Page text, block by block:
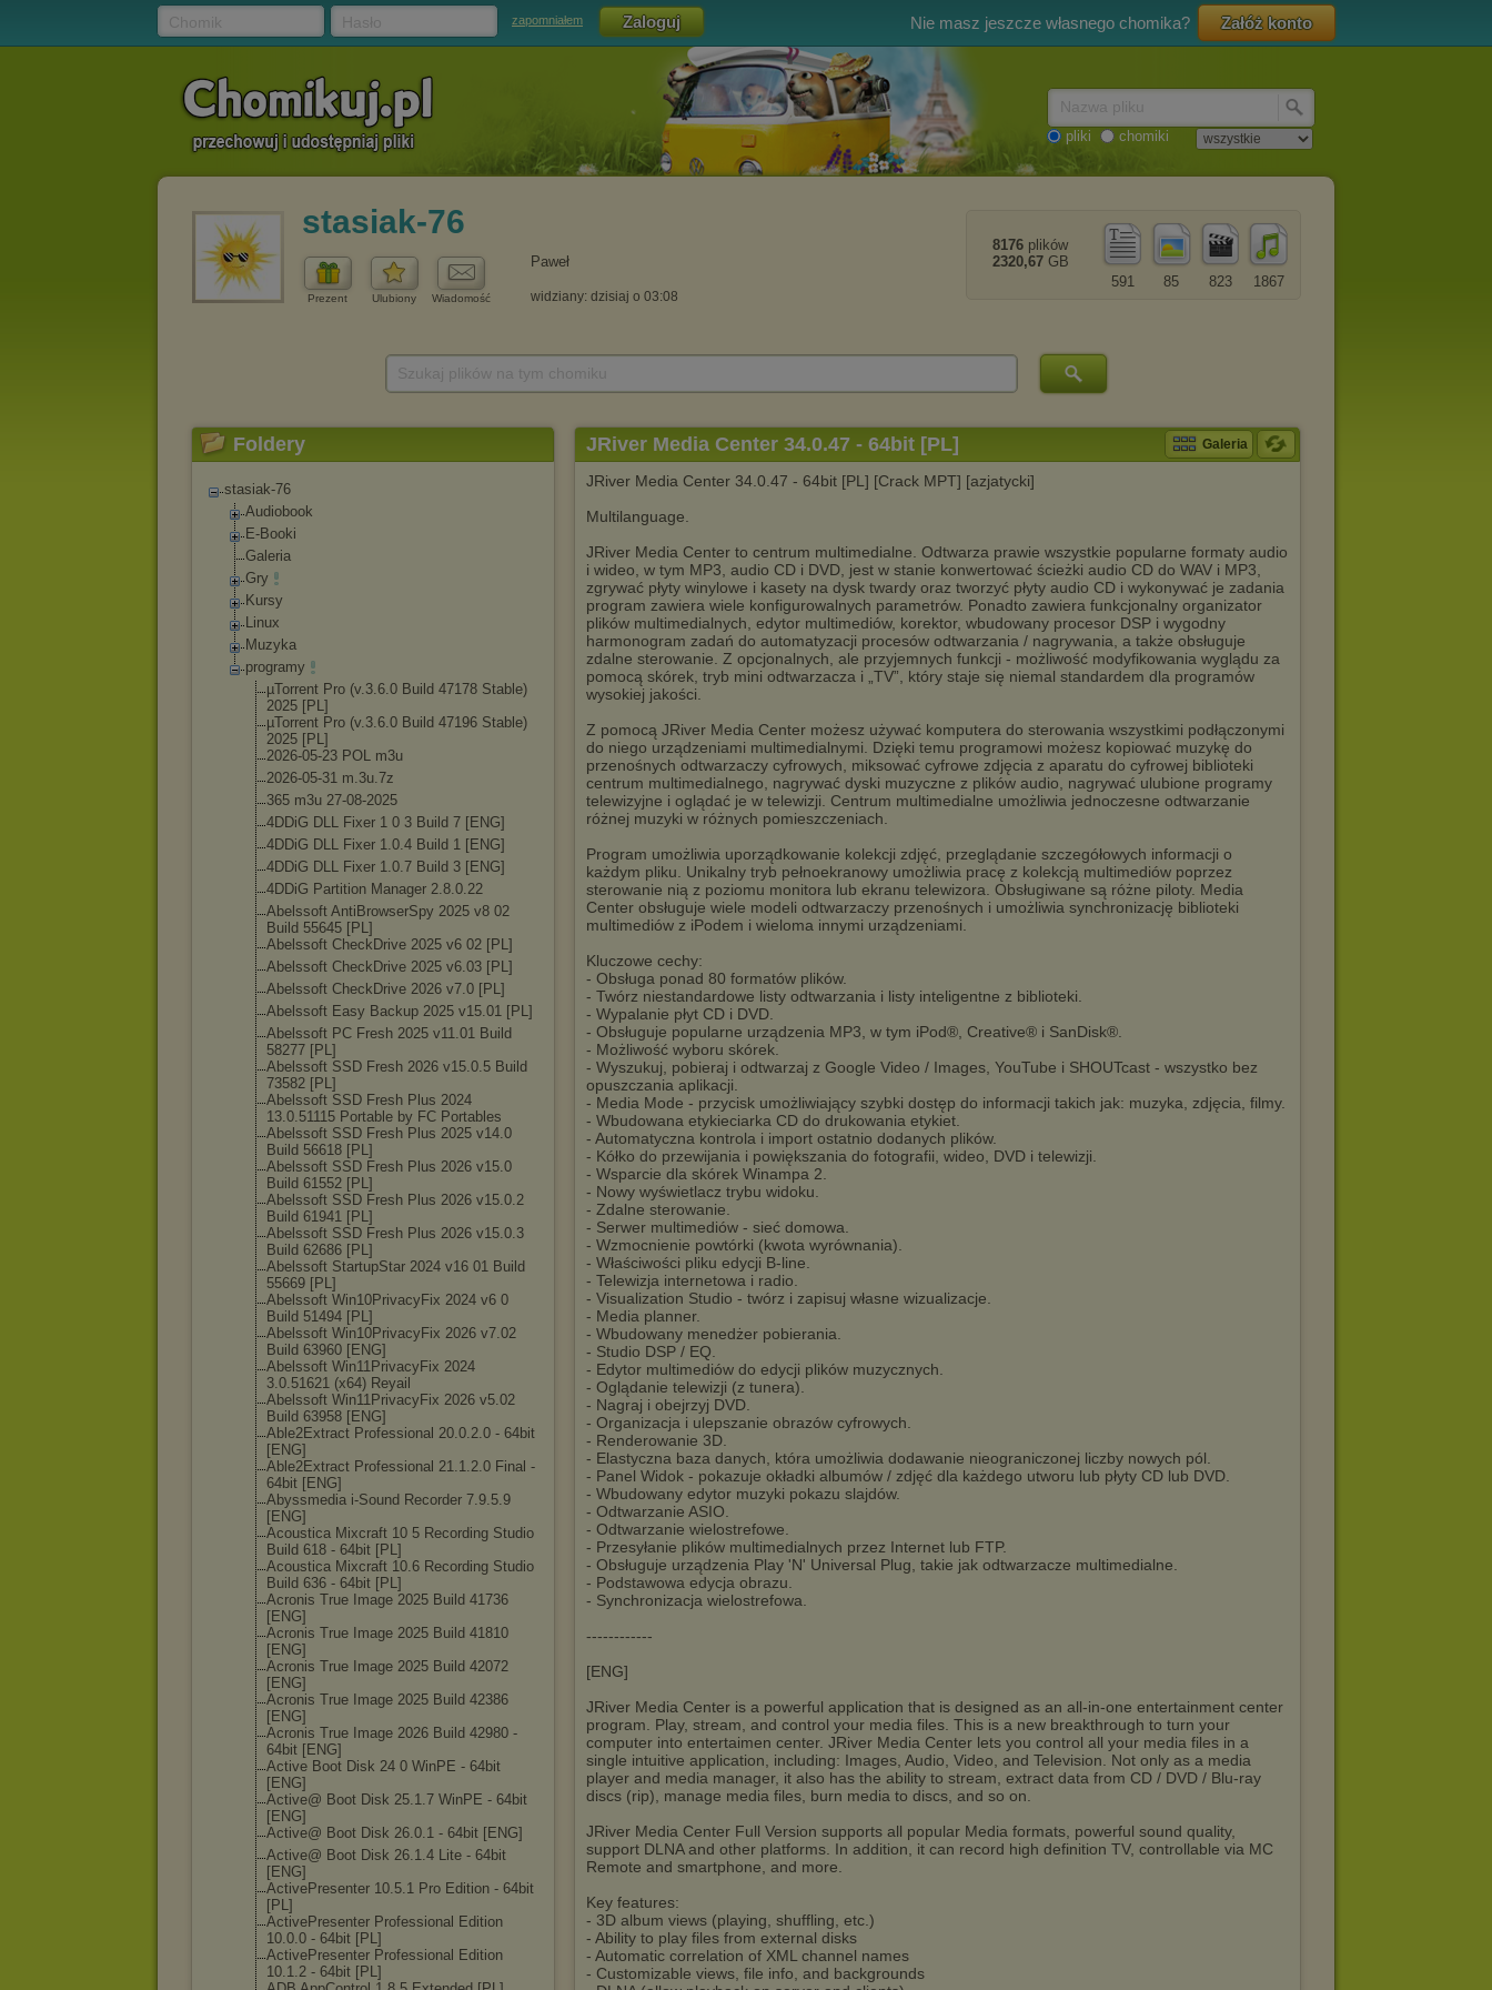
zapomniałem Nie masz jeszcze własnego chomika? Załóż konto
pliki chomiki
stasiak-76
Prezent Ulubiony Wiadomość
Paweł
widziany: dzisiaj o 03:08
1867
823
85
591
8176 plików
2320,67 GB
Foldery
stasiak-76
Audiobook
E-Booki
Galeria
Gry
Kursy
Linux
Muzyka
programy
µTorrent Pro (v.3.6.0 Build 47178 Stable)
2025 [PL]
µTorrent Pro (v.3.6.0 Build 47196 Stable)
2025 [PL]
2026-05-23 POL m3u
2026-05-31 m.3u.7z
365 m3u 27-08-2025
4DDiG DLL Fixer 1 0 3 Build 7 [ENG]
4DDiG DLL Fixer 1.0.4 Build 1 [ENG]
4DDiG DLL Fixer 1.0.7 Build 3 [ENG]
4DDiG Partition Manager 2.8.0.22
Abelssoft AntiBrowserSpy 2025 v8 02
Build 55645 [PL]
Abelssoft CheckDrive 2025 v6 02 [PL]
Abelssoft CheckDrive 2025 v6.03 [PL]
Abelssoft CheckDrive 2026 v7.0 [PL]
Abelssoft Easy Backup 2025 v15.01 [PL]
Abelssoft PC Fresh 2025 v11.01 Build
58277 [PL]
Abelssoft SSD Fresh 2026 v15.0.5 Build
73582 [PL]
Abelssoft SSD Fresh Plus 2024
13.0.51115 Portable by FC Portables
Abelssoft SSD Fresh Plus 2025 v14.0
Build 56618 [PL]
Abelssoft SSD Fresh Plus 2026 v15.0
Build 61552 [PL]
Abelssoft SSD Fresh Plus 2026 v15.0.2
Build 61941 [PL]
Abelssoft SSD Fresh Plus 2026 v15.0.3
Build 62686 [PL]
Abelssoft StartupStar 2024 v16 01 Build
55669 [PL]
Abelssoft Win10PrivacyFix 2024 v6 0
Build 51494 [PL]
Abelssoft Win10PrivacyFix 2026 v7.02
Build 63960 [ENG]
Abelssoft Win11PrivacyFix 2024
3.0.51621 (x64) Reyail
Abelssoft Win11PrivacyFix 2026 v5.02
Build 63958 [ENG]
Able2Extract Professional 20.0.2.0 - 64bit
[ENG]
Able2Extract Professional 21.1.2.0 Final -
64bit [ENG]
Abyssmedia i-Sound Recorder 7.9.5.9
[ENG]
Acoustica Mixcraft 10 5 Recording Studio
Build 618 - 64bit [PL]
Acoustica Mixcraft 10.6 Recording Studio
Build 636 - 64bit [PL]
Acronis True Image 2025 Build 41736
[ENG]
Acronis True Image 2025 Build 41810
[ENG]
Acronis True Image 2025 Build 42072
[ENG]
Acronis True Image 2025 Build 42386
[ENG]
Acronis True Image 2026 Build 42980 -
64bit [ENG]
Active Boot Disk 24 0 WinPE - 64bit
[ENG]
Active@ Boot Disk 25.1.7 WinPE - 64bit
[ENG]
Active@ Boot Disk 26.0.1 - 64bit [ENG]
Active@ Boot Disk 26.1.4 Lite - 64bit
[ENG]
ActivePresenter 10.5.1 Pro Edition - 64bit
[PL]
ActivePresenter Professional Edition
10.0.0 - 64bit [PL]
ActivePresenter Professional Edition
10.1.2 - 64bit [PL]
JRiver Media Center 34.0.47 - 64bit [PL] Galeria
JRiver Media Center 34.0.47 - 64bit [PL] [Crack MPT] [azjatycki]
Multilanguage.
JRiver Media Center to centrum multimedialne. Odtwarza prawie wszystkie popularne formaty audio
i wideo, w tym MP3, audio CD i DVD, jest w stanie konwertować ścieżki audio CD do WAV i MP3,
zgrywać płyty winylowe i kasety na dysk twardy oraz tworzyć płyty audio CD i wykonywać je zadania
program zawiera wiele konfigurowalnych parametrów. Ponadto zawiera funkcjonalny organizator
plików multimedialnych, edytor multimediów, korektor, wbudowany procesor DSP i wygodny
harmonogram zadań do automatyzacji procesów odtwarzania / nagrywania, a także obsługuje
zdalne sterowanie. Z opcjonalnych, ale przyjemnych funkcji - możliwość modyfikowania wyglądu za
pomocą skórek, tryb mini odtwarzacza i „TV”, który staje się niemal standardem dla programów
wysokiej jakości.
Z pomocą JRiver Media Center możesz używać komputera do sterowania wszystkimi podłączonymi
do niego urządzeniami multimedialnymi. Dzięki temu programowi możesz kopiować muzykę do
przenośnych odtwarzaczy cyfrowych, miksować cyfrowe zdjęcia z aparatu do cyfrowej biblioteki
centrum multimedialnego, nagrywać dyski muzyczne z plików audio, nagrywać ulubione programy
telewizyjne i oglądać je w telewizji. Centrum multimedialne umożliwia jednoczesne odtwarzanie
różnej muzyki w różnych pomieszczeniach.
Program umożliwia uporządkowanie kolekcji zdjęć, przeglądanie szczegółowych informacji o
każdym pliku. Unikalny tryb pełnoekranowy umożliwia pracę z kolekcją multimediów poprzez
sterowanie nią z poziomu monitora lub ekranu telewizora. Obsługiwane są różne piloty. Media
Center obsługuje wiele modeli odtwarzaczy przenośnych i umożliwia synchronizację biblioteki
multimediów z iPodem i wieloma innymi urządzeniami.
Kluczowe cechy:
- Obsługa ponad 80 formatów plików.
- Twórz niestandardowe listy odtwarzania i listy inteligentne z biblioteki.
- Wypalanie płyt CD i DVD.
- Obsługuje popularne urządzenia MP3, w tym iPod®, Creative® i SanDisk®.
- Możliwość wyboru skórek.
- Wyszukuj, pobieraj i odtwarzaj z Google Video / Images, YouTube i SHOUTcast - wszystko bez
opuszczania aplikacji.
- Media Mode - przycisk umożliwiający szybki dostęp do informacji takich jak: muzyka, zdjęcia, filmy.
- Wbudowana etykieciarka CD do drukowania etykiet.
- Automatyczna kontrola i import ostatnio dodanych plików.
- Kółko do przewijania i powiększania do fotografii, wideo, DVD i telewizji.
- Wsparcie dla skórek Winampa 2.
- Nowy wyświetlacz trybu widoku.
- Zdalne sterowanie.
- Serwer multimediów - sieć domowa.
- Wzmocnienie powtórki (kwota wyrównania).
- Właściwości pliku edycji B-line.
- Telewizja internetowa i radio.
- Visualization Studio - twórz i zapisuj własne wizualizacje.
- Media planner.
- Wbudowany menedżer pobierania.
- Studio DSP / EQ.
- Edytor multimediów do edycji plików muzycznych.
- Oglądanie telewizji (z tunera).
- Nagraj i obejrzyj DVD.
- Organizacja i ulepszanie obrazów cyfrowych.
- Renderowanie 3D.
- Elastyczna baza danych, która umożliwia dodawanie nieograniczonej liczby nowych pól.
- Panel Widok - pokazuje okładki albumów / zdjęć dla każdego utworu lub płyty CD lub DVD.
- Wbudowany edytor muzyki pokazu slajdów.
- Odtwarzanie ASIO.
- Odtwarzanie wielostrefowe.
- Przesyłanie plików multimedialnych przez Internet lub FTP.
- Obsługuje urządzenia Play 'N' Universal Plug, takie jak odtwarzacze multimedialne.
- Podstawowa edycja obrazu.
- Synchronizacja wielostrefowa.
------------
[ENG]
JRiver Media Center is a powerful application that is designed as an all-in-one entertainment center
program. Play, stream, and control your media files. This is a new breakthrough to turn your
computer into entertaimen center. JRiver Media Center lets you control all your media files in a
single intuitive application, including: Images, Audio, Video, and Television. Not only as a media
player and media manager, it also has the ability to stream, extract data from CD / DVD / Blu-ray
discs (rip), manage media files, burn media to discs, and so on.
JRiver Media Center Full Version supports all popular Media formats, powerful sound quality,
support DLNA and other platforms. In addition, it can record high definition TV, controllable via MC
Remote and smartphone, and more.
Key features:
- 3D album views (playing, shuffling, etc.)
- Ability to play files from external disks
- Automatic correlation of XML channel names
- Customizable views, file info, and backgrounds